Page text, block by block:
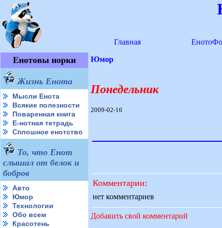
Главная
Енотовы норки
Жизнь Енота
Мысли Енота
Всякие полезности
Поваренная книга
Е-нотная тетрадь
Сплошное енотство
То, что Енот
слышал от белок и
бобров
Авто
Юмор
Технологии
Обо всем
Красотень
Юмор
Понедельник
2009-02-16
Комментарии:
нет комментариев
Добавить свой комментарий